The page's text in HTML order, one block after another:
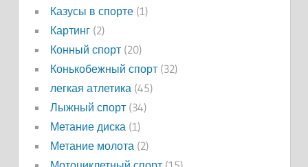
Казусы в спорте(1)
Картинг(2)
Конный спорт(20)
Конькобежный спорт(32)
легкая атлетика(45)
Лыжный спорт(34)
Метание диска(1)
Метание молота(2)